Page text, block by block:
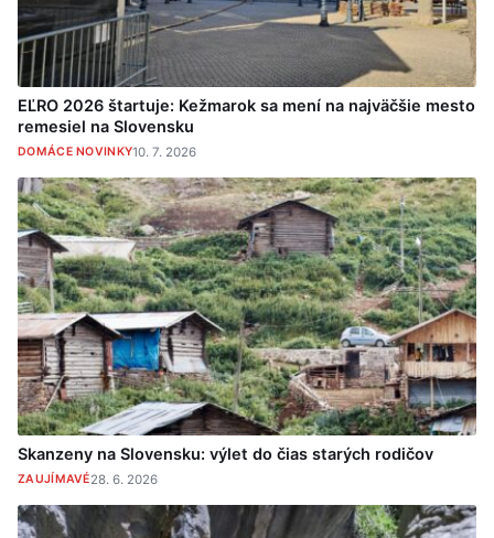
EĽRO 2026 štartuje: Kežmarok sa mení na najväčšie mesto
remesiel na Slovensku
DOMÁCE NOVINKY10. 7. 2026
Skanzeny na Slovensku: výlet do čias starých rodičov
ZAUJÍMAVÉ28. 6. 2026